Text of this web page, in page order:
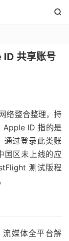

共享账号
络整合整理，持
Apple ID 指的是
通过登录此类账
国区未上线的应
测试版程
流媒体全平台解